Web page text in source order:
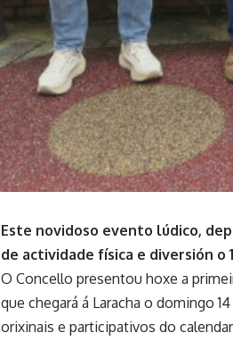
Este novidoso evento lúdico,
de actividade física e diversión o
O Concello presentou hoxe a
que chegará á Laracha o domingo
orixinais e participativos do